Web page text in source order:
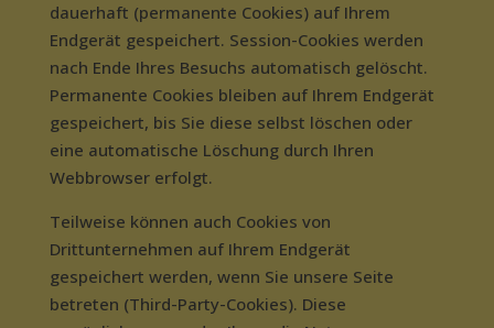
dauerhaft (permanente Cookies) auf Ihrem
Endgerät gespeichert. Session-Cookies werden
nach Ende Ihres Besuchs automatisch gelöscht.
Permanente Cookies bleiben auf Ihrem Endgerät
gespeichert, bis Sie diese selbst löschen oder
eine automatische Löschung durch Ihren
Webbrowser erfolgt.
Teilweise können auch Cookies von
Drittunternehmen auf Ihrem Endgerät
gespeichert werden, wenn Sie unsere Seite
betreten (Third-Party-Cookies). Diese